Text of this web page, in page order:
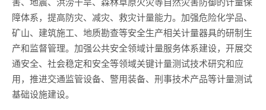
障体系，提高防灾、减灾、救灾计量能力。加强危险化学品、
矿山、建筑施工、地质勘查等安全生产相关计量器具的研制生
产和监督管理。加强公共安全领域计量服务体系建设，开展交
通安全、社会稳定和安全等领域关键计量测试技术研究和应
用，推进交通监管设备、警用装备、刑事技术产品等计量测试
基础设施建设。